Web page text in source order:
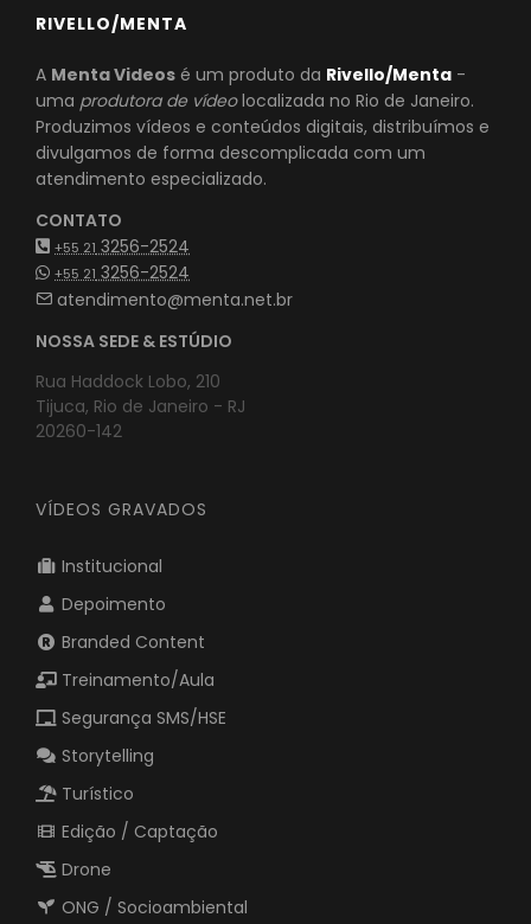
RIVELLO/MENTA
A Menta Videos é um produto da Rivello/Menta -
uma produtora de vídeolocalizada no Rio de Janeiro.
Produzimos vídeos e conteúdos digitais, distribuímos e
divulgamos de forma descomplicada com um
atendimento especializado.
CONTATO
+55 213256-2524
+55 213256-2524
atendimento@menta.net.br
NOSSA SEDE & ESTÚDIO
Rua Haddock Lobo, 210
Tijuca, Rio de Janeiro - RJ
20260-142
VÍDEOS GRAVADOS
Institucional
Depoimento
Branded Content
Treinamento/Aula
Segurança SMS/HSE
Storytelling
Turístico
Edição / Captação
Drone
ONG / Socioambiental